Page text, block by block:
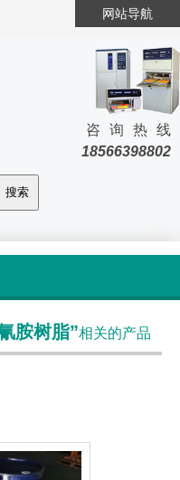
网站导航
咨询热线
18566398802
胺树脂”相关的产品